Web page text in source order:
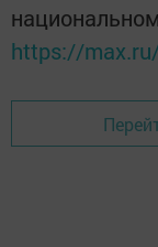
https://